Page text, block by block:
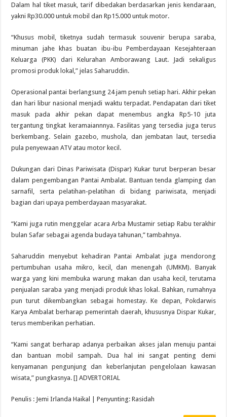
Dalam hal tiket masuk, tarif dibedakan berdasarkan jenis kendaraan,
yakni Rp30.000 untuk mobil dan Rp15.000 untuk motor.
“Khusus mobil, tiketnya sudah termasuk souvenir berupa saraba,
minuman jahe khas buatan ibu-ibu Pemberdayaan Kesejahteraan
Keluarga (PKK) dari Kelurahan Amborawang Laut. Jadi sekaligus
promosi produk lokal,” jelas Saharuddin.
Operasional pantai berlangsung 24 jam penuh setiap hari. Akhir pekan
dan hari libur nasional menjadi waktu terpadat. Pendapatan dari tiket
masuk pada akhir pekan dapat menembus angka Rp5-10 juta
tergantung tingkat keramaiannnya. Fasilitas yang tersedia juga terus
berkembang. Selain gazebo, mushola, dan jembatan laut, tersedia
pula penyewaan ATV atau motor kecil.
Dukungan dari Dinas Pariwisata (Dispar) Kukar turut berperan besar
dalam pengembangan Pantai Ambalat. Bantuan tenda glamping dan
sarnafil, serta pelatihan-pelatihan di bidang pariwisata, menjadi
bagian dari upaya pemberdayaan masyarakat.
“Kami juga rutin menggelar acara Arba Mustamir setiap Rabu terakhir
bulan Safar sebagai agenda budaya tahunan,” tambahnya.
Saharuddin menyebut kehadiran Pantai Ambalat juga mendorong
pertumbuhan usaha mikro, kecil, dan menengah (UMKM). Banyak
warga yang kini membuka warung makan dan usaha kecil, terutama
penjualan saraba yang menjadi produk khas lokal. Bahkan, rumahnya
pun turut dikembangkan sebagai homestay. Ke depan, Pokdarwis
Karya Ambalat berharap pemerintah daerah, khususnya Dispar Kukar,
terus memberikan perhatian.
“Kami sangat berharap adanya perbaikan akses jalan menuju pantai
dan bantuan mobil sampah. Dua hal ini sangat penting demi
kenyamanan pengunjung dan keberlanjutan pengelolaan kawasan
wisata,” pungkasnya. [] ADVERTORIAL
Penulis : Jemi Irlanda Haikal | Penyunting: Rasidah